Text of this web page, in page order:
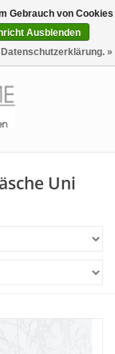
0 Artikel - €0,00
Uni
Gebrauch von Cookies
Ausblenden
»